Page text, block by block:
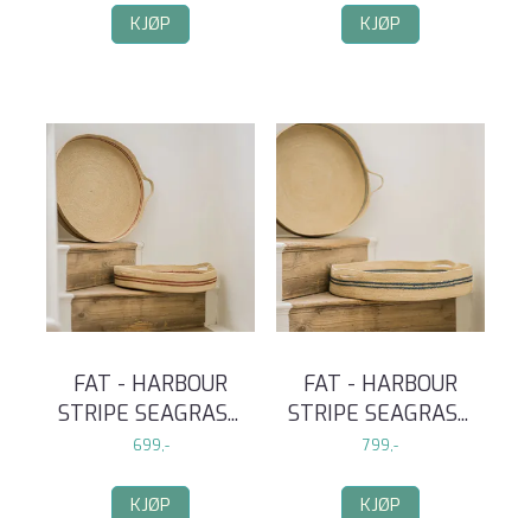
KJØP KJØP
FAT - HARBOUR
STRIPE SEAGRAS...
699,-
KJØP
FAT - HARBOUR
STRIPE SEAGRAS...
799,-
KJØP